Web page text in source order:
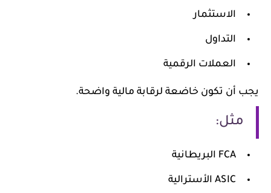
الاستثمار
التداول
العملات الرقمية
يجب أن تكون خاضعة لرقابة مالية واضحة.
مثل:
FCA البريطانية
ASIC الأسترالية